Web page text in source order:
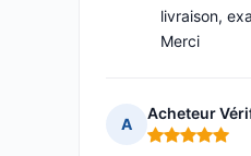
livraison,
Merci
A
Acheteur
Note : 5 sur 5